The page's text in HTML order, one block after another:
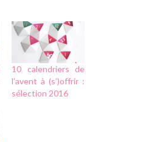
10 calendriers de
l’avent à (s’)offrir :
sélection 2016